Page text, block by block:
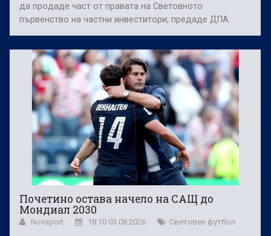
да продаде част от правата на Световното
първенство на частни инвеститори, предаде ДПА.
Почетино остава начело на САЩ до
Мондиал 2030
Novsport 18:10 03.08.2026 Световен футбол